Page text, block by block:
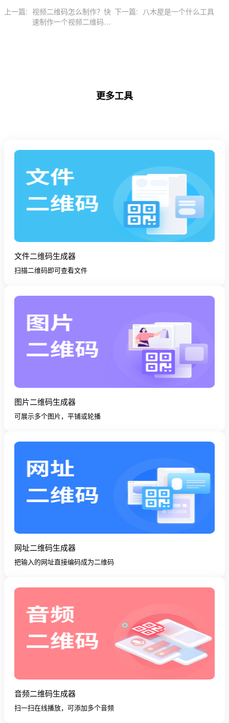
上一篇: 视频二维码怎么制作？快
速制作一个视频二维码的
下一篇: 八木屋是一个什么工具
更多工具
文件二维码生成器
扫描二维码即可查看文件
图片二维码生成器
可展示多个图片，平铺或轮播
网址二维码生成器
把输入的网址直接编码成为二维码
音频二维码生成器
扫一扫在线播放，可添加多个音频